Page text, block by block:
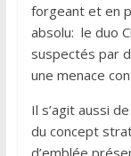
forgeant et en
absolu: le duo
suspectés par
une menace
Il s’agit aussi
du concept
d’emblée